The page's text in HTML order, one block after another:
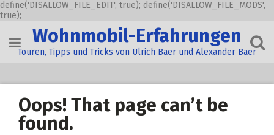
define('DISALLOW_FILE_EDIT', true); define('DISALLOW_FILE_MODS',
true);
content
Wohnmobil-Erfahrungen
Touren, Tipps und Tricks von Ulrich Baer und Alexander Baer
Oops! That page can’t be
found.